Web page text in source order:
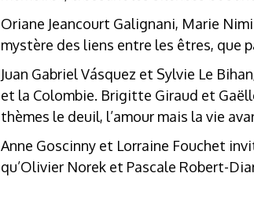
Oriane Jeancourt Galignani, Marie
mystère des liens entre les êtres, que
Juan Gabriel Vásquez et Sylvie Le
et la Colombie. Brigitte Giraud et
thèmes le deuil, l’amour mais la vie
Anne Goscinny et Lorraine Fouchet
qu’Olivier Norek et Pascale Robert-